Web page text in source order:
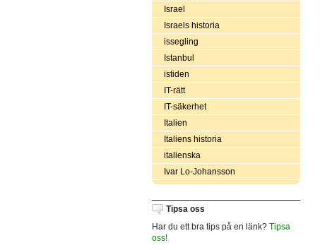
Israel
Israels historia
issegling
Istanbul
istiden
IT-rätt
IT-säkerhet
Italien
Italiens historia
italienska
Ivar Lo-Johansson
Tipsa oss
Har du ett bra tips på en länk? Tipsa
oss!